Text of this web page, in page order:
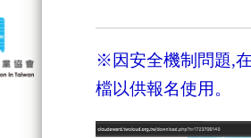
※因安全機制問題,
檔以供報名使用。